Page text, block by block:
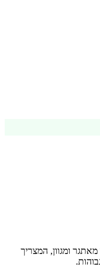
ומגוון, המצריך